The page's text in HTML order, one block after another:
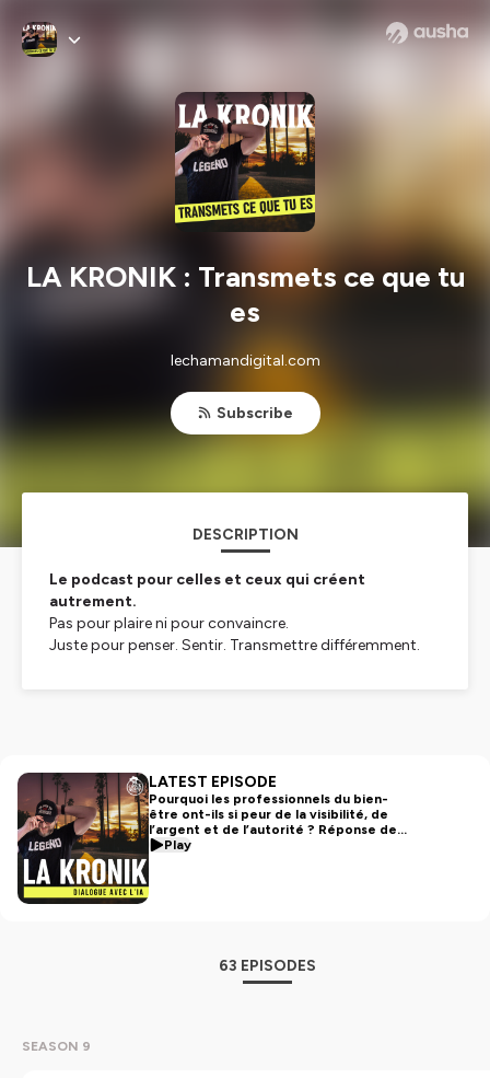
LA KRONIK : Transmets ce que tu
es
lechamandigital.com
Subscribe
DESCRIPTION
Le podcast pour celles et ceux qui créent
autrement.
Pas pour plaire ni pour convaincre.
Juste pour penser. Sentir. Transmettre différemment.
n’ose pas toujours écrire.
Hébergé par Ausha. Visitez ausha.co/politique-de-
confidentialitepour plus d'informations.
LATEST EPISODE
Pourquoi les professionnels du bien-
être ont-ils si peur de la visibilité, de
l’argent et de l’autorité ? Réponse de
l'iaPlay
63 EPISODES
SEASON 9